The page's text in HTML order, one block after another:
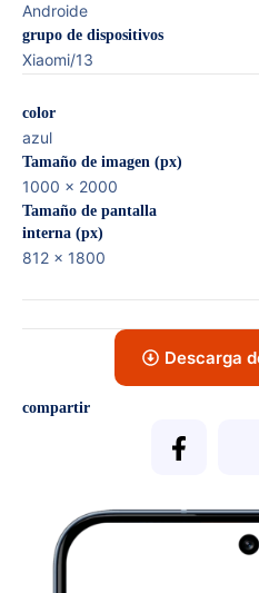
Androide
grupo de dispositivos
Xiaomi/13
color
azul
Tamaño de imagen (px)
1000 x 2000
Tamaño de pantalla
interna (px)
812 x 1800
Descarga
compartir